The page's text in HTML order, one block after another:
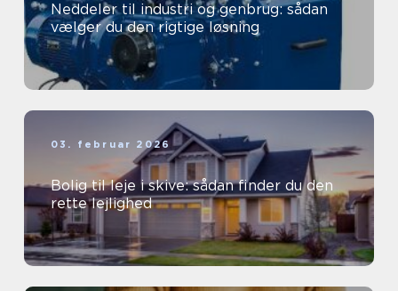
Neddeler til industri og genbrug: sådan
vælger du den rigtige løsning
03. februar 2026
Bolig til leje i skive: sådan finder du den
rette lejlighed